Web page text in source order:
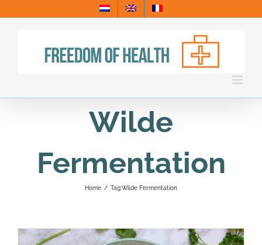
to
Wilde
Fermentation
Home / Tag:Wilde Fermentation